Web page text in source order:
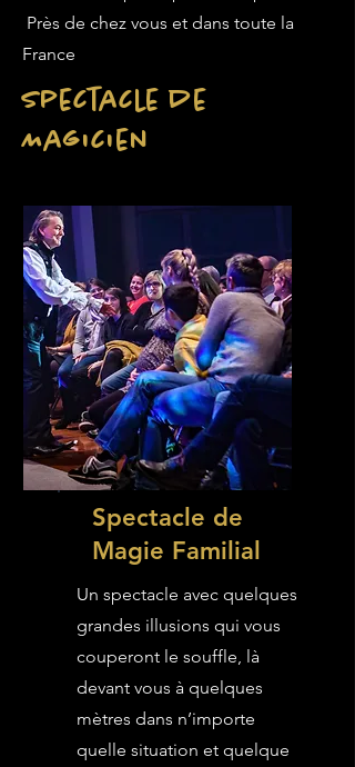
Près de chez vous et dans toute la
France
Spectacle de
Magicien
Spectacle de
Magie Familial
Un spectacle avec quelques
grandes illusions qui vous
couperont le souffle, là
devant vous à quelques
mètres dans n’importe
quelle situation et quelque